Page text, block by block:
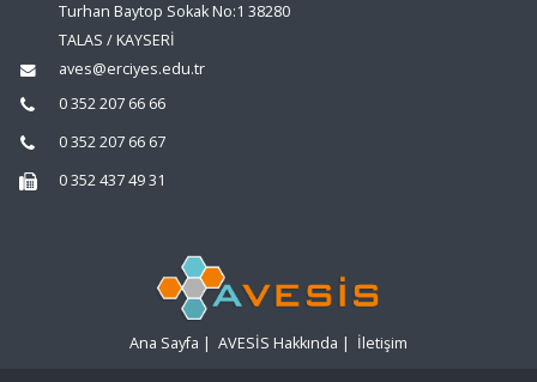
Turhan Baytop Sokak No:1 38280
TALAS / KAYSERİ
aves@erciyes.edu.tr
0 352 207 66 66
0 352 207 66 67
0 352 437 49 31
Ana Sayfa | AVESİS Hakkında | İletişim